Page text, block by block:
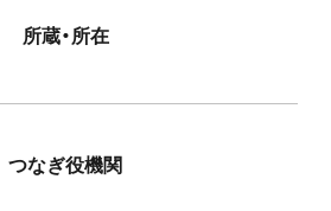
所蔵・所在
つなぎ役機関